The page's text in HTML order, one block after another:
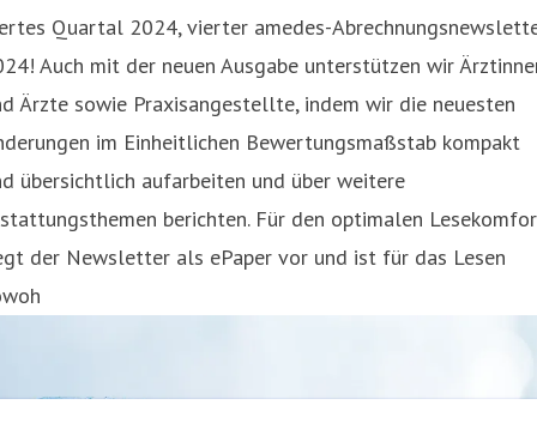
Quartal 2024, vierter amedes-
Auch mit der neuen Ausgabe unterstützen wir
Ärzte sowie Praxisangestellte, indem wir die neuesten
im Einheitlichen Bewertungsmaßstab kompakt
übersichtlich aufarbeiten und über weitere
berichten. Für den optimalen
der Newsletter als ePaper vor und ist für das Lesen